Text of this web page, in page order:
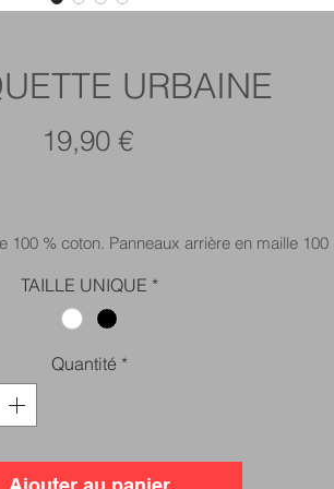
URBAINE
19,90 €Prix
100 % coton. Panneaux arrière en maille 100
TAILLE UNIQUE *
Quantité *